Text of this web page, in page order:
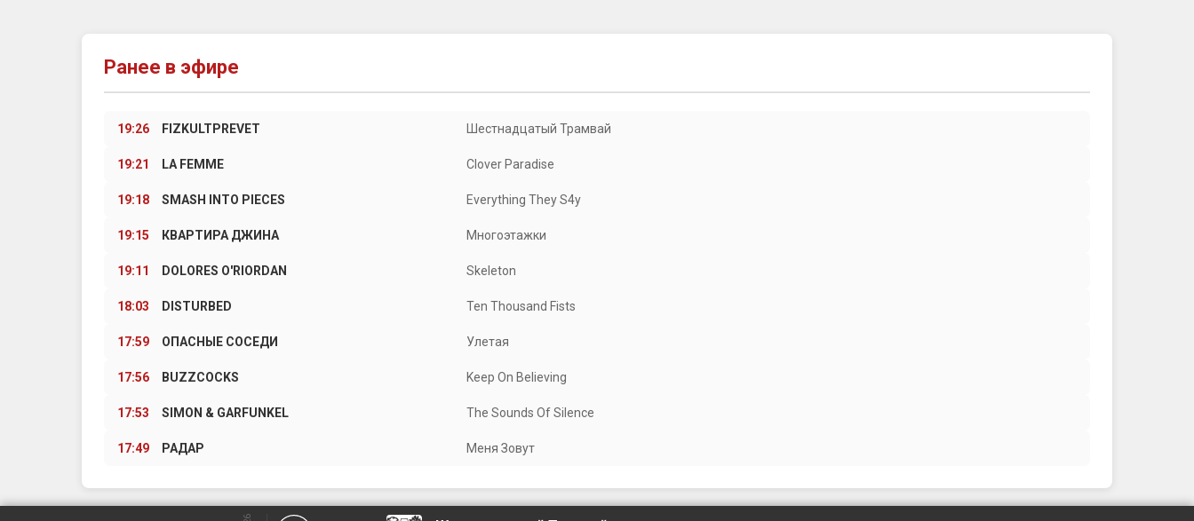
Ранее в эфире
19:26 FIZKULTPREVET Шестнадцатый Трамвай
19:21 LA FEMME Clover Paradise
19:18 SMASH INTO PIECES Everything They S4y
19:15 КВАРТИРА ДЖИНА Многоэтажки
19:11 DOLORES O'RIORDAN Skeleton
18:03 DISTURBED Ten Thousand Fists
17:59 ОПАСНЫЕ СОСЕДИ Улетая
17:56 BUZZCOCKS Keep On Believing
17:53 SIMON & GARFUNKEL The Sounds Of Silence
17:49 РАДАР Меня Зовут